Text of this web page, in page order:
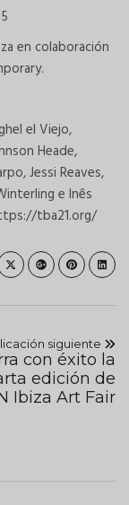
en colaboración
el Viejo,
Heade,
Jessi Reaves,
e Inês
tba21.org/
siguiente
con éxito la
edición de
Ibiza Art Fair